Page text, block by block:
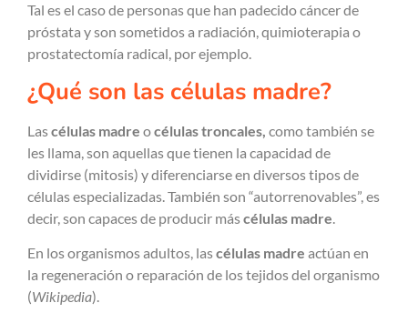
Tal es el caso de personas que han padecido cáncer de
próstata y son sometidos a radiación, quimioterapia o
prostatectomía radical, por ejemplo.
¿Qué son las células madre?
Lascélulas madre océlulas troncales, como también se
les llama, son aquellas que tienen la capacidad de
dividirse (mitosis) y diferenciarse en diversos tipos de
células especializadas. También son “autorrenovables”, es
decir, son capaces de producir máscélulas madre
En los organismos adultos, lascélulas madre actúan en
la regeneración o reparación de los tejidos del organismo
(Wikipedia).